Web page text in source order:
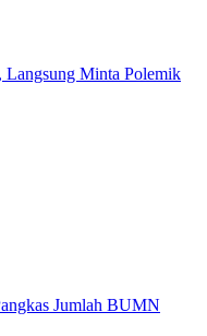
Langsung Minta Polemik
Jumlah BUMN